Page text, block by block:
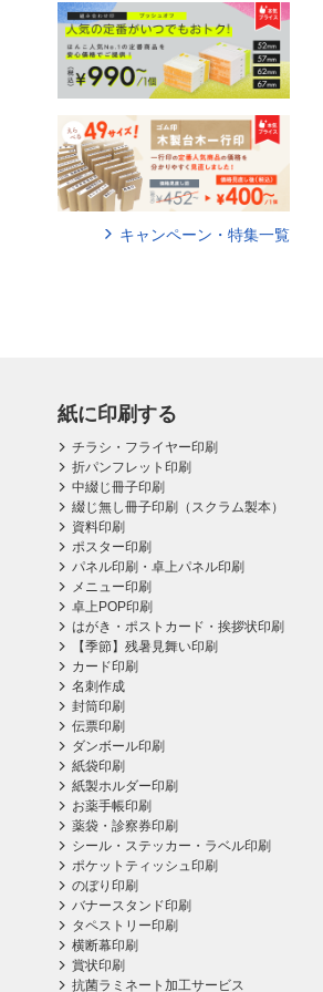
キャンペーン・特集一覧
紙に印刷する
チラシ・フライヤー印刷
折パンフレット印刷
中綴じ冊子印刷
綴じ無し冊子印刷（スクラム製本）
資料印刷
ポスター印刷
パネル印刷・卓上パネル印刷
メニュー印刷
卓上POP印刷
はがき・ポストカード・挨拶状印刷
【季節】残暑見舞い印刷
カード印刷
名刺作成
封筒印刷
伝票印刷
ダンボール印刷
紙袋印刷
紙製ホルダー印刷
お薬手帳印刷
薬袋・診察券印刷
シール・ステッカー・ラベル印刷
ポケットティッシュ印刷
のぼり印刷
バナースタンド印刷
タペストリー印刷
横断幕印刷
賞状印刷
抗菌ラミネート加工サービス